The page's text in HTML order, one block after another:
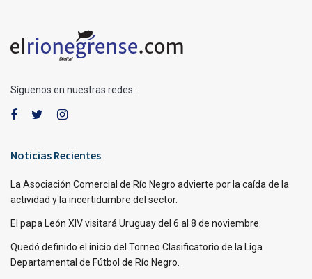
Síguenos en nuestras redes:
Noticias Recientes
La Asociación Comercial de Río Negro advierte por la caída de la
actividad y la incertidumbre del sector.
El papa León XIV visitará Uruguay del 6 al 8 de noviembre.
Quedó definido el inicio del Torneo Clasificatorio de la Liga
Departamental de Fútbol de Río Negro.